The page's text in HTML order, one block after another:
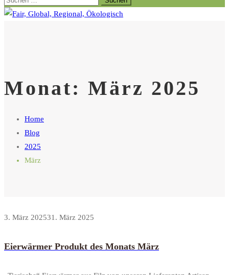
nach:
Monat: März 2025
Home
Blog
2025
März
3. März 202531. März 2025
Eierwärmer Produkt des Monats März